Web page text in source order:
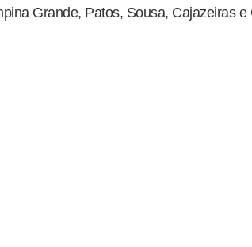
Grande, Patos, Sousa, Cajazeiras e